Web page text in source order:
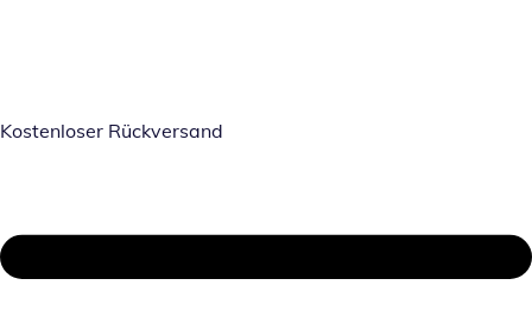
Kostenloser Rückversand